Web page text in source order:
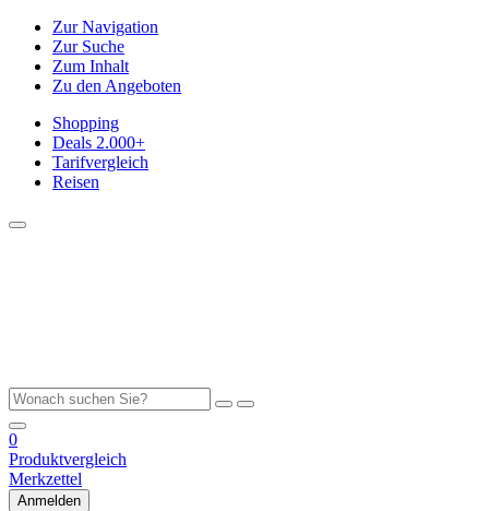
Zur Navigation
Zur Suche
Zum Inhalt
Zu den Angeboten
Shopping
Deals 2.000+
Tarifvergleich
Reisen
0
Produktvergleich
Merkzettel
Anmelden